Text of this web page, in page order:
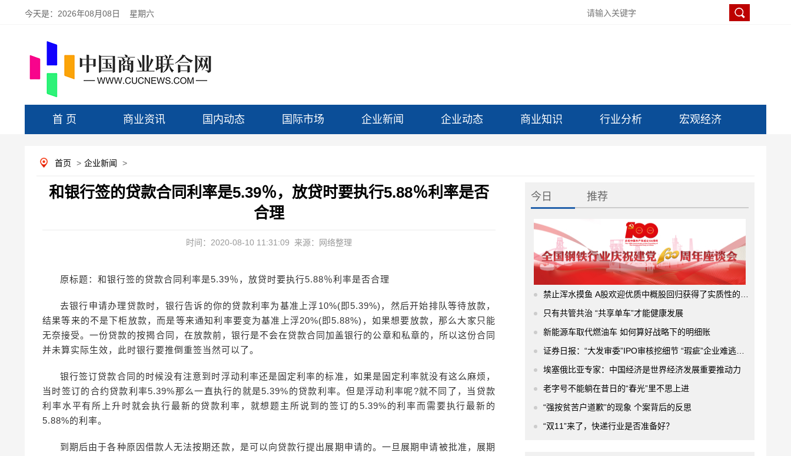
今天是： 2026年08月08日 星期六
首 页 商业资讯 国内动态 国际市场 企业新闻 企业动态 商业知识 行业分析 宏观经济
首页 > 企业新闻 >
和银行签的贷款合同利率是5.39％，放贷时要执行5.88％利率是否
合理
时间：2020-08-10 11:31:09 来源：网络整理
原标题：和银行签的贷款合同利率是5.39％，放贷时要执行5.88％利率是否合理
去银行申请办理贷款时，银行告诉的你的贷款利率为基准上浮10%(即5.39%)，然后开始排队等待放款，
结果等来的不是下柜放款，而是等来通知利率要变为基准上浮20%(即5.88%)，如果想要放款，那么大家只能
无奈接受。一份贷款的按揭合同，在放款前，银行是不会在贷款合同加盖银行的公章和私章的，所以这份合同
并未算实际生效，此时银行要推倒重签当然可以了。
银行签订贷款合同的时候没有注意到时浮动利率还是固定利率的标准，如果是固定利率就没有这么麻烦，
当时签订的合约贷款利率5.39%那么一直执行的就是5.39%的贷款利率。但是浮动利率呢?就不同了，当贷款
利率水平有所上升时就会执行最新的贷款利率，就想题主所说到的签订的5.39%的利率而需要执行最新的
5.88%的利率。
到期后由于各种原因借款人无法按期还款，是可以向贷款行提出展期申请的。一旦展期申请被批准，展期
今日 推荐
禁止浑水摸鱼 A股欢迎优质中概股回归获得了实质性的进展
只有共管共治 “共享单车”才能健康发展
新能源车取代燃油车 如何算好战略下的明细账
证券日报：“大发审委”IPO审核挖细节 “瑕疵”企业难逃法眼
埃塞俄比亚专家：中国经济是世界经济发展重要推动力
老字号不能躺在昔日的“春光”里不思上进
“强按贫苦户道歉”的现象 个案背后的反思
“双11”来了，快递行业是否准备好？